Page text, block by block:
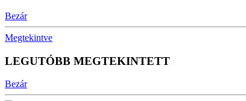
Bezár
Megtekintve
LEGUTÓBB MEGTEKINTETT
Bezár